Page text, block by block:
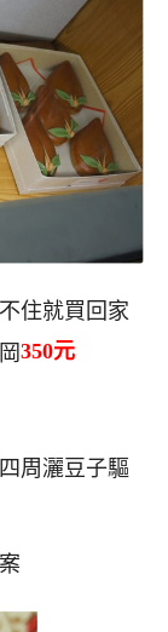
住就買回家
350元
周灑豆子驅